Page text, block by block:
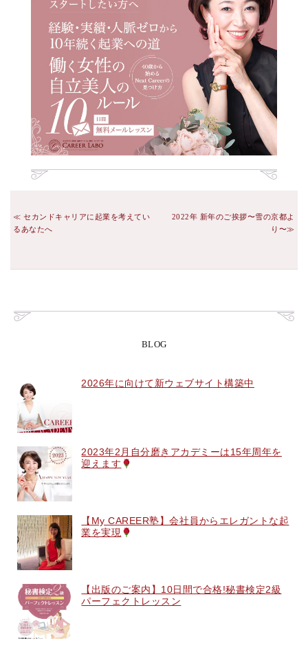
セカンドキャリアに起業を考えてい
るあなたへ
2022年 新年のご挨拶〜雪の京都よ
り〜
BLOG
2026年に向けて新ウェブサイト構築中
2023年2月自分磨きアカデミーは15年周年を
迎えます
【My CAREER塾】会社員からエレガントな起
業を実現
【出版のご案内】10日間で合格!秘書検定2級
パーフェクトレッスン